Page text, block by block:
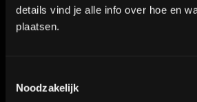
details vind je alle info over hoe en
plaatsen.
Noodzakelijk
Tevreden naar huis
beleving willen geven en